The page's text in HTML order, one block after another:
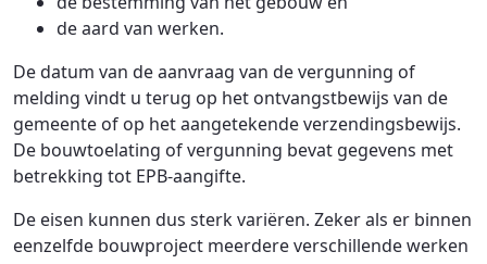
de aard van werken.
De datum van de aanvraag van de vergunning of
melding vindt u terug op het ontvangstbewijs van de
gemeente of op het aangetekende verzendingsbewijs.
De bouwtoelating of vergunning bevat gegevens met
betrekking tot EPB-aangifte.
De eisen kunnen dus sterk variëren. Zeker als er binnen
eenzelfde bouwproject meerdere verschillende werken